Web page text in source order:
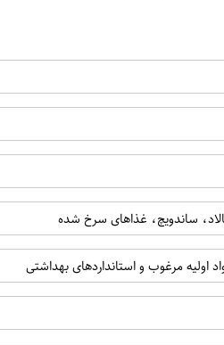
ساندویچ، غذاهای سرخ شده
اولیه مرغوب و استانداردهای بهداشتی